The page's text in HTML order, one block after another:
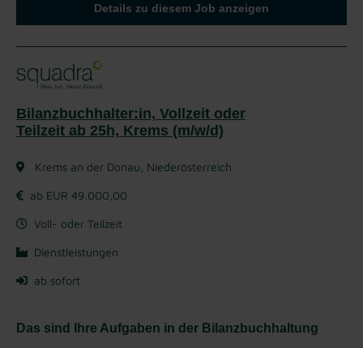
Details zu diesem Job anzeigen
Bilanzbuchhalter:in, Vollzeit oder
Teilzeit ab 25h, Krems (m/w/d)
Krems an der Donau, Niederösterreich
ab EUR 49.000,00
Voll- oder Teilzeit
Dienstleistungen
ab sofort
Das sind Ihre Aufgaben in der Bilanzbuchhaltung